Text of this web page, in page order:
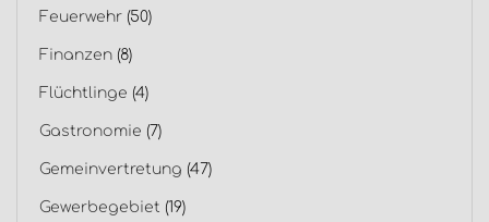
Feuerwehr (50)
Finanzen (8)
Flüchtlinge (4)
Gastronomie (7)
Gemeinvertretung (47)
Gewerbegebiet (19)